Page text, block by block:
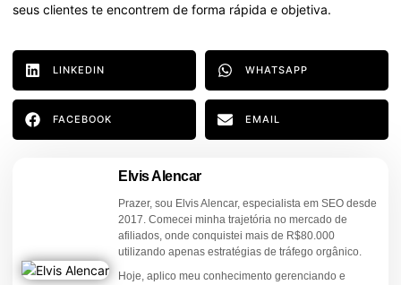
seus clientes te encontrem de forma rápida e objetiva.
LINKEDIN WHATSAPP
FACEBOOK EMAIL
Elvis Alencar
Prazer, sou Elvis Alencar, especialista em SEO desde
2017. Comecei minha trajetória no mercado de
afiliados, onde conquistei mais de R$80.000
utilizando apenas estratégias de tráfego orgânico.
Hoje, aplico meu conhecimento gerenciando e